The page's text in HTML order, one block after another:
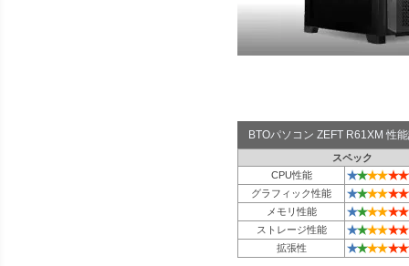
BTOパソコン ZEFT R61XM 性
スペック
CPU性能
★★★★★★
グラフィック性能 ★★★★★★
メモリ性能 ★★★★★★
ストレージ性能 ★★★★★★
拡張性 ★★★★★★